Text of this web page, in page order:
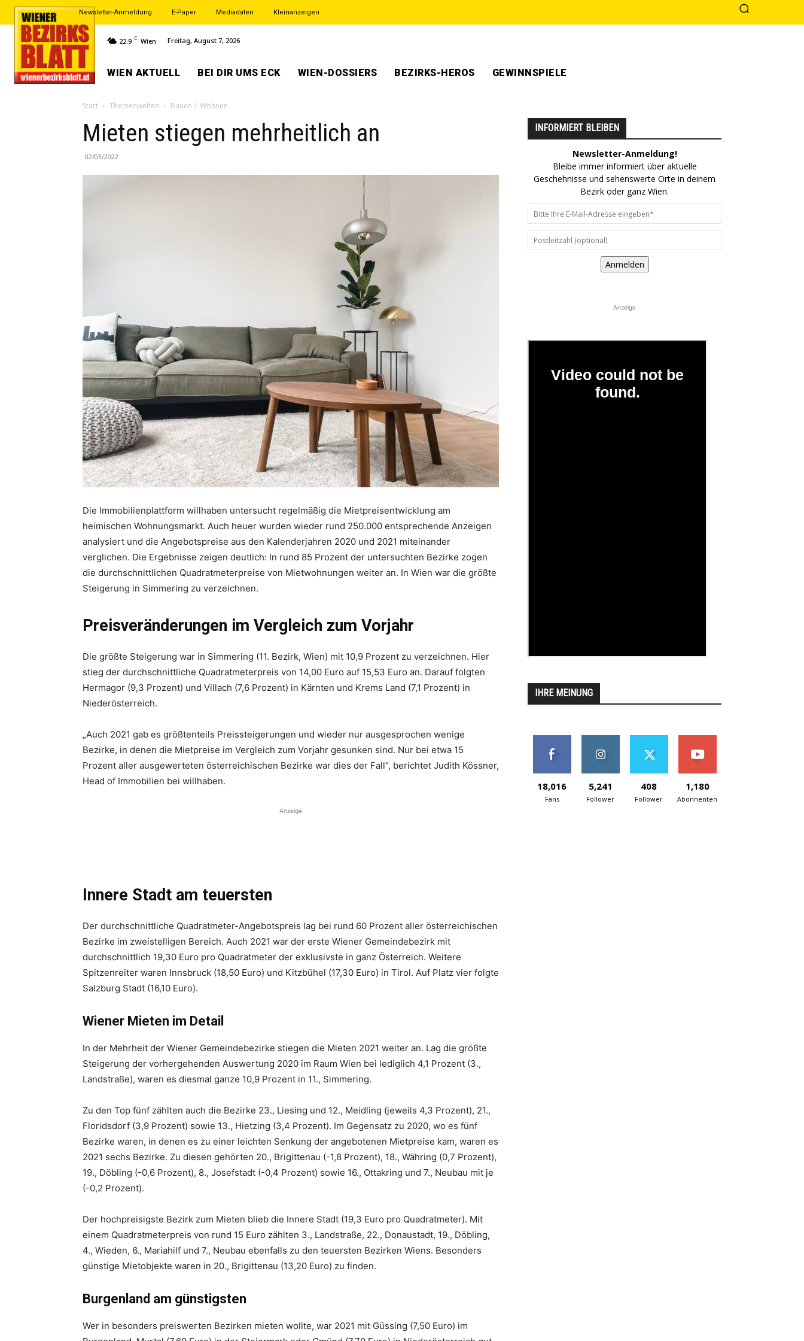
Newsletter-Anmeldung E-Paper Mediadaten Kleinanzeigen
22.9 C Wien Freitag, August 7, 2026
WIEN AKTUELL BEI DIR UMS ECK WIEN-DOSSIERS BEZIRKS-HEROS GEWINNSPIELE
Start Themenwelten Bauen | Wohnen
Mieten stiegen mehrheitlich an
02/03/2022
Die Immobilienplattform willhaben untersucht regelmäßig die Mietpreisentwicklung am
heimischen Wohnungsmarkt. Auch heuer wurden wieder rund 250.000 entsprechende Anzeigen
analysiert und die Angebotspreise aus den Kalenderjahren 2020 und 2021 miteinander
verglichen. Die Ergebnisse zeigen deutlich: In rund 85 Prozent der untersuchten Bezirke zogen
die durchschnittlichen Quadratmeterpreise von Mietwohnungen weiter an. In Wien war die größte
Steigerung in Simmering zu verzeichnen.
Preisveränderungen im Vergleich zum Vorjahr
Die größte Steigerung war in Simmering (11. Bezirk, Wien) mit 10,9 Prozent zu verzeichnen. Hier
stieg der durchschnittliche Quadratmeterpreis von 14,00 Euro auf 15,53 Euro an. Darauf folgten
Hermagor (9,3 Prozent) und Villach (7,6 Prozent) in Kärnten und Krems Land (7,1 Prozent) in
Niederösterreich.
„Auch 2021 gab es größtenteils Preissteigerungen und wieder nur ausgesprochen wenige
Bezirke, in denen die Mietpreise im Vergleich zum Vorjahr gesunken sind. Nur bei etwa 15
Prozent aller ausgewerteten österreichischen Bezirke war dies der Fall“, berichtet Judith Kössner,
Head of Immobilien bei willhaben.
Anzeige
Innere Stadt am teuersten
Der durchschnittliche Quadratmeter-Angebotspreis lag bei rund 60 Prozent aller österreichischen
Bezirke im zweistelligen Bereich. Auch 2021 war der erste Wiener Gemeindebezirk mit
durchschnittlich 19,30 Euro pro Quadratmeter der exklusivste in ganz Österreich. Weitere
Spitzenreiter waren Innsbruck (18,50 Euro) und Kitzbühel (17,30 Euro) in Tirol. Auf Platz vier folgte
Salzburg Stadt (16,10 Euro).
Wiener Mieten im Detail
In der Mehrheit der Wiener Gemeindebezirke stiegen die Mieten 2021 weiter an. Lag die größte
Steigerung der vorhergehenden Auswertung 2020 im Raum Wien bei lediglich 4,1 Prozent (3.,
Landstraße), waren es diesmal ganze 10,9 Prozent in 11., Simmering.
Zu den Top fünf zählten auch die Bezirke 23., Liesing und 12., Meidling (jeweils 4,3 Prozent), 21.,
Floridsdorf (3,9 Prozent) sowie 13., Hietzing (3,4 Prozent). Im Gegensatz zu 2020, wo es fünf
Bezirke waren, in denen es zu einer leichten Senkung der angebotenen Mietpreise kam, waren es
2021 sechs Bezirke. Zu diesen gehörten 20., Brigittenau (-1,8 Prozent), 18., Währing (0,7 Prozent),
19., Döbling (-0,6 Prozent), 8., Josefstadt (-0,4 Prozent) sowie 16., Ottakring und 7., Neubau mit je
(-0,2 Prozent).
Der hochpreisigste Bezirk zum Mieten blieb die Innere Stadt (19,3 Euro pro Quadratmeter). Mit
einem Quadratmeterpreis von rund 15 Euro zählten 3., Landstraße, 22., Donaustadt, 19., Döbling,
4., Wieden, 6., Mariahilf und 7., Neubau ebenfalls zu den teuersten Bezirken Wiens. Besonders
günstige Mietobjekte waren in 20., Brigittenau (13,20 Euro) zu finden.
Burgenland am günstigsten
Wer in besonders preiswerten Bezirken mieten wollte, war 2021 mit Güssing (7,50 Euro) im
INFORMIERT BLEIBEN
Newsletter-Anmeldung!
Bleibe immer informiert über aktuelle
Geschehnisse und sehenswerte Orte in deinem
Bezirk oder ganz Wien.
Anmelden
Anzeige
IHRE MEINUNG
18,016
Fans
5,241
Follower
408
Follower
1,180
Abonnenten